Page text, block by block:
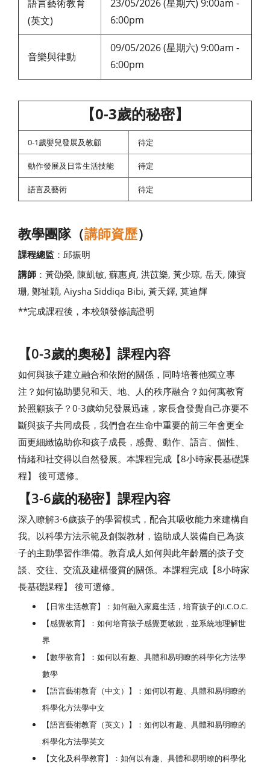
語言藝術教育
(英文)
23/05/2026 (星期六) 9:00am -
6:00pm
音樂與律動
09/05/2026 (星期六) 9:00am -
6:00pm
【0-3歲的秘密】
0-1歲嬰兒發展及教顧 待定
動作發展及日常生活技能 待定
語言及藝術 待定
教學團隊（講師資歷）
課程總監 ：邱振明
講師 ：黃劭榮, 陳凱敏, 蘇惠貞, 洪苡樂, 黃少琼, 岳天, 陳寶
珊, 鄭祉穎, Aiysha Siddiqa Bibi, 黃天鐸, 莫迪輝
**完成課程後，本校頒發修讀證明
【0-3歲的奧秘】課程內容
如何與孩子建立融合和依附的關係，同時培養他獨立專
注？如何協助嬰兒和天、地、人的秩序融合？如何寓教育
於照顧孩子？0-3歲幼兒發展迅速，家長會發覺自己亦要不
斷與孩子共同成長，我們會在生命中重要的前三年會更全
面更細緻協助你和孩子成長，感覺、動作、語言、個性、
情緒和社交得以自然發展。本課程完成【8小時家長基礎課
程】 後可選修。
【3-6歲的秘密】課程內容
深入瞭解3-6歲孩子的學習模式，配合其吸收能力來建構自
我。以科學方法示範及創製教材，協助成人裝備自已為孩
子的主動學習作準備。教育成人如何與此年齡層的孩子交
談、交往、交流及建構優質的關係。本課程完成【8小時家
長基礎課程】 後可選修。
【日常生活教育】：如何融入家庭生活，培育孩子的I.C.O.C.
【感覺教育】：如何培育孩子感覺更敏銳，並系統地理解世
界
【數學教育】：如何以有趣、具體和易明瞭的科學化方法學
數學
【語言藝術教育（中文）】：如何以有趣、具體和易明瞭的
科學化方法學中文
【語言藝術教育（英文）】：如何以有趣、具體和易明瞭的
科學化方法學英文
【文化及科學教育】：如何以有趣、具體和易明瞭的科學化